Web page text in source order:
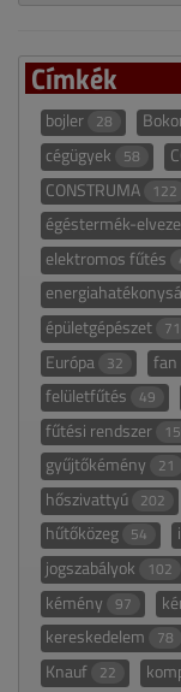
Címkék
bojler 28
cégügyek 58
CONSTRUMA 122
égéstermék-
elektromos fűtés
épületgépészet 71
Európa 32 fan
felületfűtés 49
fűtési rendszer
gyűjtőkémény 21
hőszivattyú 202
hűtőközeg 54
jogszabályok 102
kémény 97
kereskedelem 78
Knauf 22